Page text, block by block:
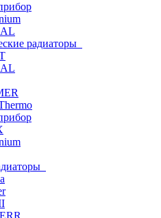
радиаторы